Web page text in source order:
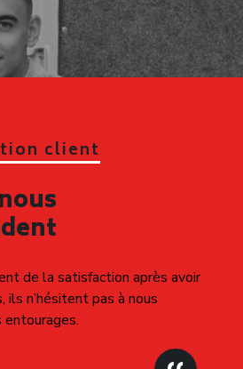
client
nous
de la satisfaction après avoir
ils n’hésitent pas à nous
entourages.